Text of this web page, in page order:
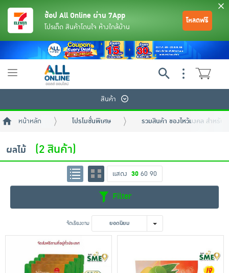
เครื่องปรุงรสและของแห้ง
ขนมขบเคี้ยว และช็อคโกแลต
ช้อป All Online ผ่าน 7App
โปรเด็ด สินค้าโดนใจ ห้างใกล้บ้าน
โหลดฟรี
Toggle
สินค้า
หน้าหลัก โปรโมชั่นพิเศษ รวมสินค้า ของไหว้มงคล สำหรับ
ผลไม้ (2 สินค้า)
แสดง 30 60 90
Filter
จัดเรียงตาม ยอดนิยม